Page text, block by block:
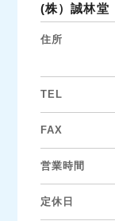
(株）誠林堂
住所
TEL
FAX
営業時間
定休日